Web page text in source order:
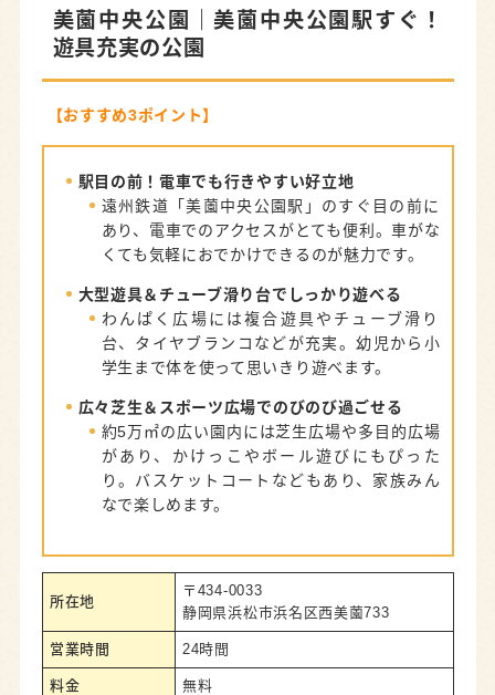
美薗中央公園
｜美薗中央公園駅すぐ！
遊具充実の公園
【おすすめ3ポイント】
駅目の前！電車でも行きやすい好立地
遠州鉄道「美薗中央公園駅」のすぐ目の前に
あり、電車でのアクセスがとても便利。車がな
くても気軽におでかけできるのが魅力です。
大型遊具＆チューブ滑り台でしっかり遊べる
わんぱく広場には複合遊具やチューブ滑り
台、タイヤブランコなどが充実。幼児から小
学生まで体を使って思いきり遊べます。
広々芝生＆スポーツ広場でのびのび過ごせる
約5万㎡の広い園内には芝生広場や多目的広場
があり、かけっこやボール遊びにもぴった
り。バスケットコートなどもあり、家族みん
なで楽しめます。
所在地
〒434-0033
静岡県浜松市浜名区西美薗733
営業時間 24時間
料金 無料